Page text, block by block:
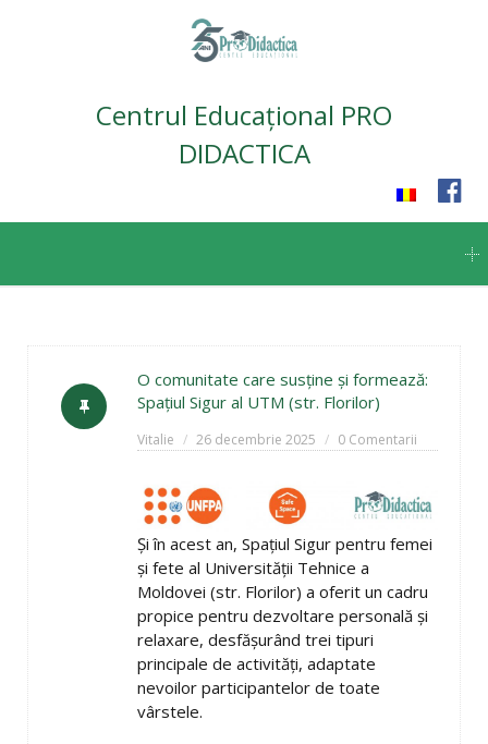
Centrul Educațional PRO
DIDACTICA
content
O comunitate care susține și formează:
Spațiul Sigur al UTM (str. Florilor)
Vitalie 26 decembrie 2025 0 Comentarii
Și în acest an, Spațiul Sigur pentru femei
și fete al Universității Tehnice a
Moldovei (str. Florilor) a oferit un cadru
propice pentru dezvoltare personală și
relaxare, desfășurând trei tipuri
principale de activități, adaptate
nevoilor participantelor de toate
vârstele.